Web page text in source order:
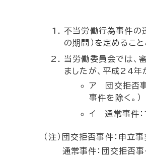
不当労働行為事件の
の期間）を定めるこ
当労働委員会では、
ましたが、平成24年
ア 団交拒否事
事件を除く。）
イ 通常事件：
（注）団交拒否事件：申立
通常事件：団交拒否事